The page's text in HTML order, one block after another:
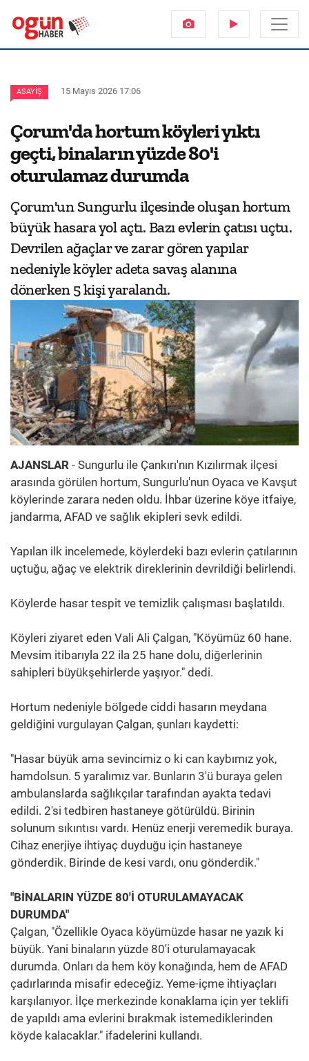
ASAYIŞ 15 Mayıs 2026 17:06
Çorum'da hortum köyleri yıktı
geçti, binaların yüzde 80'i
oturulamaz durumda
Çorum'un Sungurlu ilçesinde oluşan hortum
büyük hasara yol açtı. Bazı evlerin çatısı uçtu.
Devrilen ağaçlar ve zarar gören yapılar
nedeniyle köyler adeta savaş alanına
dönerken 5 kişi yaralandı.
AJANSLAR - Sungurlu ile Çankırı'nın Kızılırmak ilçesi
arasında görülen hortum, Sungurlu'nun Oyaca ve Kavşut
köylerinde zarara neden oldu. İhbar üzerine köye itfaiye,
jandarma, AFAD ve sağlık ekipleri sevk edildi.
Yapılan ilk incelemede, köylerdeki bazı evlerin çatılarının
uçtuğu, ağaç ve elektrik direklerinin devrildiği belirlendi.
Köylerde hasar tespit ve temizlik çalışması başlatıldı.
Köyleri ziyaret eden Vali Ali Çalgan, "Köyümüz 60 hane.
Mevsim itibarıyla 22 ila 25 hane dolu, diğerlerinin
sahipleri büyükşehirlerde yaşıyor." dedi.
Hortum nedeniyle bölgede ciddi hasarın meydana
geldiğini vurgulayan Çalgan, şunları kaydetti:
"Hasar büyük ama sevincimiz o ki can kaybımız yok,
hamdolsun. 5 yaralımız var. Bunların 3'ü buraya gelen
ambulanslarda sağlıkçılar tarafından ayakta tedavi
edildi. 2'si tedbiren hastaneye götürüldü. Birinin
solunum sıkıntısı vardı. Henüz enerji veremedik buraya.
Cihaz enerjiye ihtiyaç duyduğu için hastaneye
gönderdik. Birinde de kesi vardı, onu gönderdik."
"BİNALARIN YÜZDE 80'İ OTURULAMAYACAK
DURUMDA"
Çalgan, "Özellikle Oyaca köyümüzde hasar ne yazık ki
büyük. Yani binaların yüzde 80'i oturulamayacak
durumda. Onları da hem köy konağında, hem de AFAD
çadırlarında misafir edeceğiz. Yeme-içme ihtiyaçları
karşılanıyor. İlçe merkezinde konaklama için yer teklifi
de yapıldı ama evlerini bırakmak istemediklerinden
köyde kalacaklar." ifadelerini kullandı.